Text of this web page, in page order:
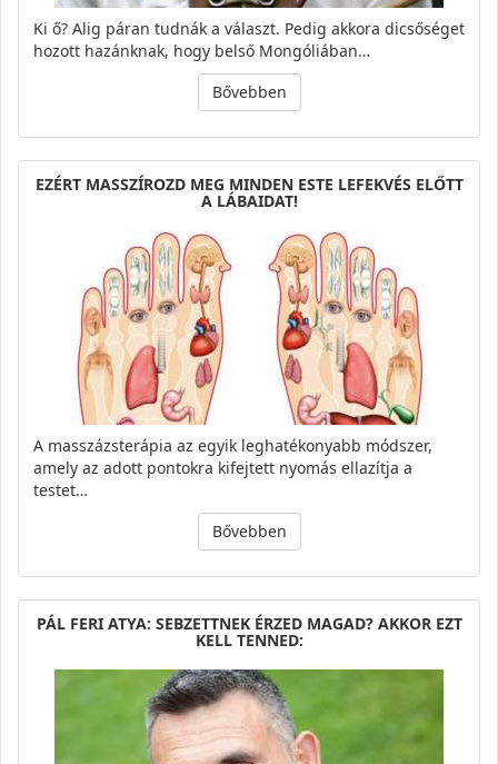
Ki ő? Alig páran tudnák a választ. Pedig akkora dicsőséget
hozott hazánknak, hogy belső Mongóliában…
Bővebben
EZÉRT MASSZÍROZD MEG MINDEN ESTE LEFEKVÉS ELŐTT
A LÁBAIDAT!
A masszázsterápia az egyik leghatékonyabb módszer,
amely az adott pontokra kifejtett nyomás ellazítja a
testet…
Bővebben
PÁL FERI ATYA: SEBZETTNEK ÉRZED MAGAD? AKKOR EZT
KELL TENNED: